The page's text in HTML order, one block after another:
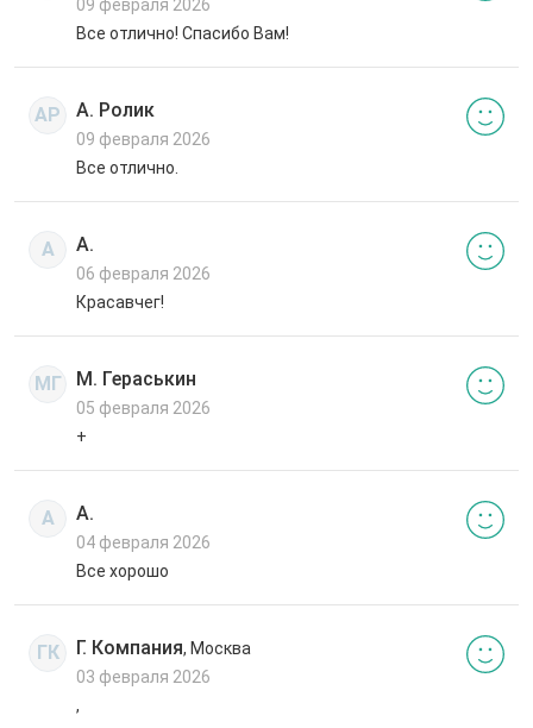
09 февраля 2026
Все отлично! Спасибо Вам!
АР А. Ролик
09 февраля 2026
Все отлично.
А А.
06 февраля 2026
Красавчег!
МГ М. Гераськин
05 февраля 2026
+
А А.
04 февраля 2026
Все хорошо
ГК Г. Компания, Москва
03 февраля 2026
,